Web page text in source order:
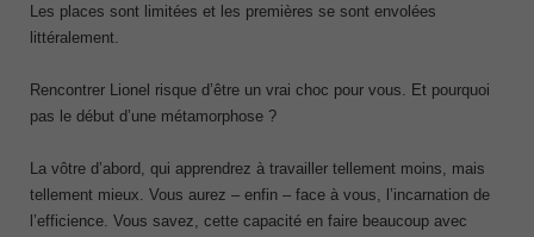
Les places sont limitées et les premières se sont envolées
littéralement.
Rencontrer Lionel risque d’être un vrai choc pour vous. Et pourquoi
pas le début d’une métamorphose ?
La vôtre d’abord, qui apprendrez à travailler tellement moins, mais
tellement mieux. Vous aurez – enfin – face à vous, l’incarnation de
l’efficience. Vous savez, cette capacité en faire beaucoup avec